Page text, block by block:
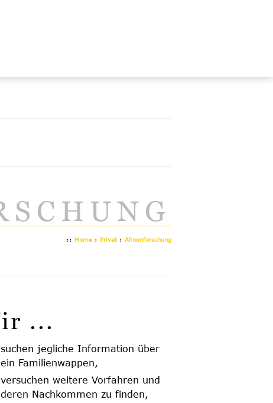
:: Home : Privat: Ahnenforschung
...
suchen jegliche Information über
ein Familienwappen,
versuchen weitere Vorfahren und
deren Nachkommen zu finden,